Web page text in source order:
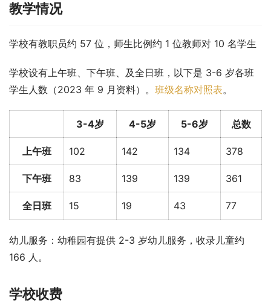
教学情况
学校有教职员约 57 位，师生比例约 1 位教师对 10 名学生
学校设有上午班、下午班、及全日班，以下是 3-6 岁各班
学生人数（2023 年 9 月资料）。 班级名称对照表。
3-4岁 4-5岁 5-6岁 总数
上午班 102 142 134 378
下午班 83 139 139 361
全日班 15 19 43 77
幼儿服务：幼稚园有提供 2-3 岁幼儿服务，收录儿童约
166 人。
学校收费